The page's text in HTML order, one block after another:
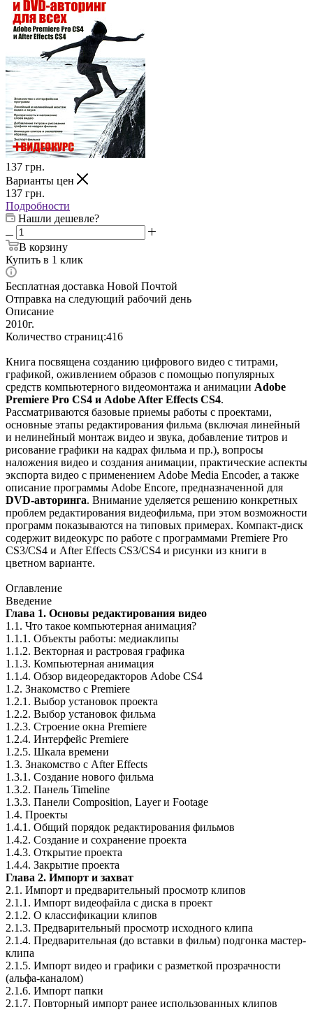
137 грн.
Варианты цен
137 грн.
Подробности
Нашли дешевле?
В корзину
Купить в 1 клик
Бесплатная доставка Новой Почтой
Отправка на следующий рабочий день
Описание
2010г.
Количество страниц:416
Книга посвящена созданию цифрового видео с титрами,
графикой, оживлением образов с помощью популярных
средств компьютерного видеомонтажа и анимации Adobe
Premiere Pro CS4 и Adobe After Effects CS4.
Рассматриваются базовые приемы работы с проектами,
основные этапы редактирования фильма (включая линейный
и нелинейный монтаж видео и звука, добавление титров и
рисование графики на кадрах фильма и пр.), вопросы
наложения видео и создания анимации, практические аспекты
экспорта видео с применением Adobe Media Encoder, а также
описание программы Adobe Encore, предназначенной для
DVD-авторинга. Внимание уделяется решению конкретных
проблем редактирования видеофильма, при этом возможности
программ показываются на типовых примерах. Компакт-диск
содержит видеокурс по работе с программами Premiere Pro
CS3/CS4 и After Effects CS3/CS4 и рисунки из книги в
цветном варианте.
Оглавление
Введение
Глава 1. Основы редактирования видео
1.1. Что такое компьютерная анимация?
1.1.1. Объекты работы: медиаклипы
1.1.2. Векторная и растровая графика
1.1.3. Компьютерная анимация
1.1.4. Обзор видеоредакторов Adobe CS4
1.2. Знакомство с Premiere
1.2.1. Выбор установок проекта
1.2.2. Выбор установок фильма
1.2.3. Строение окна Premiere
1.2.4. Интерфейс Premiere
1.2.5. Шкала времени
1.3. Знакомство с After Effects
1.3.1. Создание нового фильма
1.3.2. Панель Timeline
1.3.3. Панели Composition, Layer и Footage
1.4. Проекты
1.4.1. Общий порядок редактирования фильмов
1.4.2. Создание и сохранение проекта
1.4.3. Открытие проекта
1.4.4. Закрытие проекта
Глава 2. Импорт и захват
2.1. Импорт и предварительный просмотр клипов
2.1.1. Импорт видеофайла с диска в проект
2.1.2. О классификации клипов
2.1.3. Предварительный просмотр исходного клипа
2.1.4. Предварительная (до вставки в фильм) подгонка мастер-
клипа
2.1.5. Импорт видео и графики с разметкой прозрачности
(альфа-каналом)
2.1.6. Импорт папки
2.1.7. Повторный импорт ранее использованных клипов